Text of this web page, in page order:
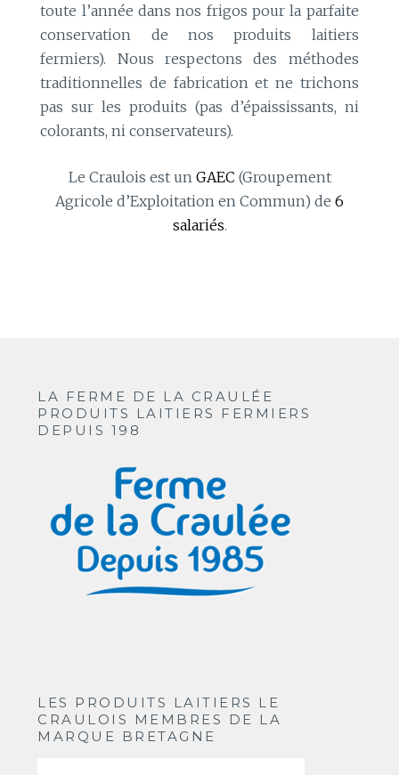
toute l’année dans nos frigos pour la parfaite
conservation de nos produits laitiers
fermiers). Nous respectons des méthodes
traditionnelles de fabrication et ne trichons
pas sur les produits (pas d’épaississants, ni
colorants, ni conservateurs).
Le Craulois est un GAEC (Groupement
Agricole d’Exploitation en Commun) de 6
salariés.
LA FERME DE LA CRAULÉE
PRODUITS LAITIERS FERMIERS
DEPUIS 198
LES PRODUITS LAITIERS LE
CRAULOIS MEMBRES DE LA
MARQUE BRETAGNE